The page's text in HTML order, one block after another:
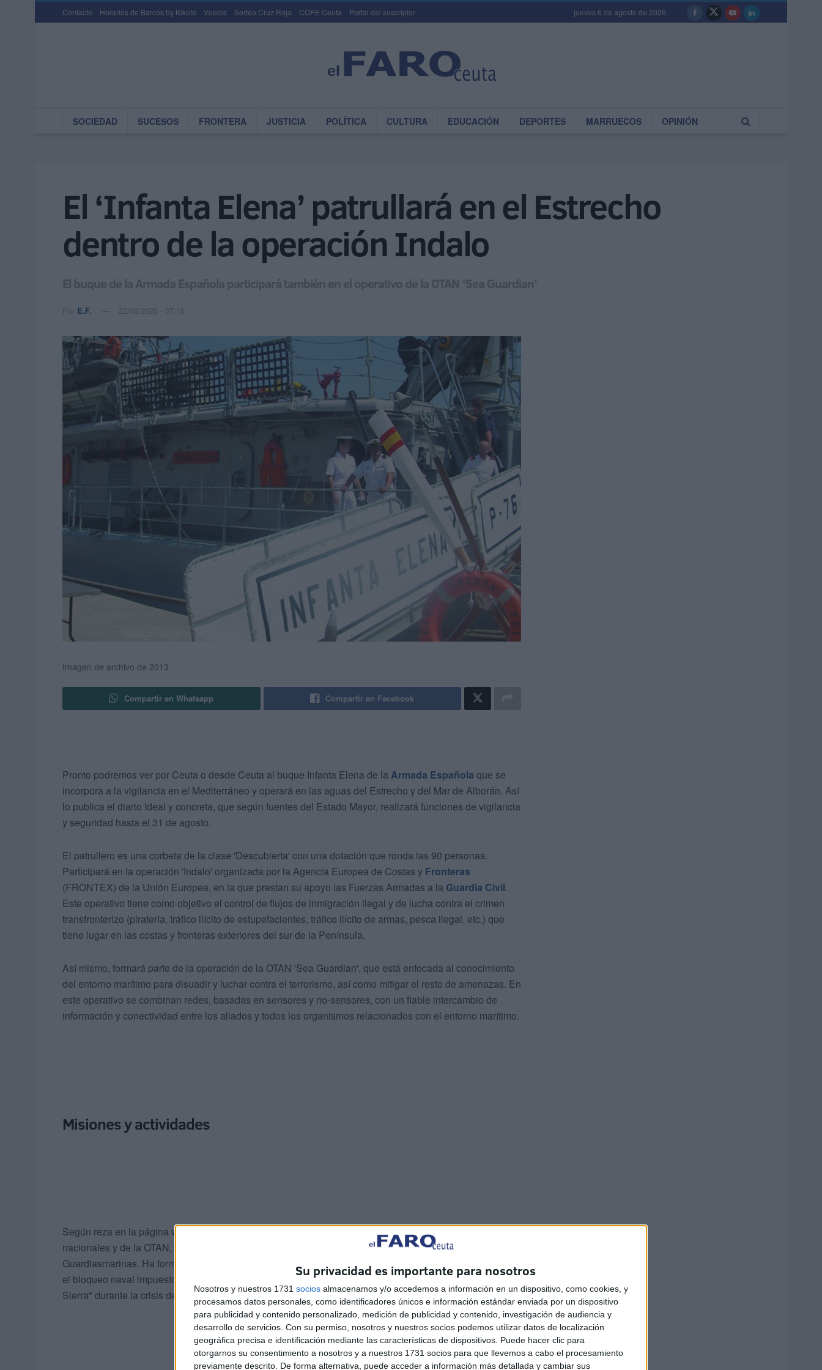
Su privacidad es importante para nosotros
Nosotros y nuestros 1731 socios almacenamos y/o accedemos a información en un dispositivo, como cookies, y
procesamos datos personales, como identificadores únicos e información estándar enviada por un dispositivo
para publicidad y contenido personalizado, medición de publicidad y contenido, investigación de audiencia y
desarrollo de servicios. Con su permiso, nosotros y nuestros socios podemos utilizar datos de localización
geográfica precisa e identificación mediante las características de dispositivos. Puede hacer clic para
otorgarnos su consentimiento a nosotros y a nuestros 1731 socios para que llevemos a cabo el procesamiento
previamente descrito. De forma alternativa, puede acceder a información más detallada y cambiar sus
Contacto Horarios de Barcos by Kikoto Vuelos Sorteo Cruz Roja COPE Ceuta Portal del suscriptor jueves 6 de agosto de 2026
SOCIEDAD SUCESOS FRONTERA JUSTICIA POLÍTICA CULTURA EDUCACIÓN DEPORTES MARRUECOS OPINIÓN
El ‘Infanta Elena’ patrullará en el Estrecho
dentro de la operación Indalo
El buque de la Armada Española participará también en el operativo de la OTAN ‘Sea Guardian’
Por E.F. 22/08/2020 - 07:10
Imagen de archivo de 2013
Compartir en Whatsapp Compartir en Facebook
Pronto podremos ver por Ceuta o desde Ceuta al buque Infanta Elena de la Armada Española que se
incorpora a la vigilancia en el Mediterráneo y operará en las aguas del Estrecho y del Mar de Alborán. Así
lo publica el diario Ideal y concreta, que según fuentes del Estado Mayor, realizará funciones de vigilancia
y seguridad hasta el 31 de agosto.
El patrullero es una corbeta de la clase 'Descubierta' con una dotación que ronda las 90 personas.
Participará en la operación 'Indalo' organizada por la Agencia Europea de Costas y Fronteras
(FRONTEX) de la Unión Europea, en la que prestan su apoyo las Fuerzas Armadas a la Guardia Civil.
Este operativo tiene como objetivo el control de flujos de inmigración ilegal y de lucha contra el crimen
transfronterizo (piratería, tráfico ilícito de estupefacientes, tráfico ilícito de armas, pesca ilegal, etc.) que
tiene lugar en las costas y fronteras exteriores del sur de la Península.
Así mismo, formará parte de la operación de la OTAN 'Sea Guardian', que está enfocada al conocimiento
del entorno marítimo para disuadir y luchar contra el terrorismo, así como mitigar el resto de amenazas. En
este operativo se combinan redes, basadas en sensores y no-sensores, con un fiable intercambio de
información y conectividad entre los aliados y todos los organismos relacionados con el entorno marítimo.
Misiones y actividades
Según reza en la página web de la Armada, "como corbeta ha participado en diversos ejercicios
nacionales y de la OTAN, y ha realizado en numerosas ocasiones el crucero de fin de curso de
Guardiasmarinas. Ha formado parte de la Fuerza Multinacional de Interceptación en el Mar Rojo durante
el bloqueo naval impuesto por la ONU contra Irak en 1991 y ha participado en la operación "Romeo
Sierra" durante la crisis del islote Perejil.